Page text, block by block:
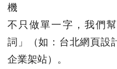
機
不只做單一字，我們
詞」（如：台北網頁設
企業架站）。